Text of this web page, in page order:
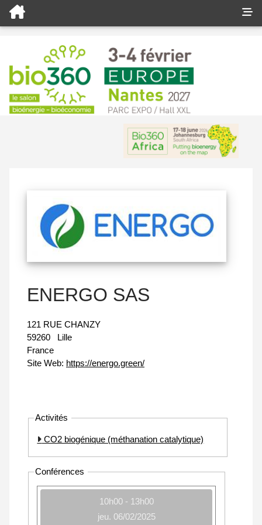
ENERGO SAS
121 RUE CHANZY
59260
Lille
France
Site Web: https://energo.green/
Activités
CO2 biogénique (méthanation catalytique)
Conférences
10h00 - 13h00
jeu. 06/02/2025